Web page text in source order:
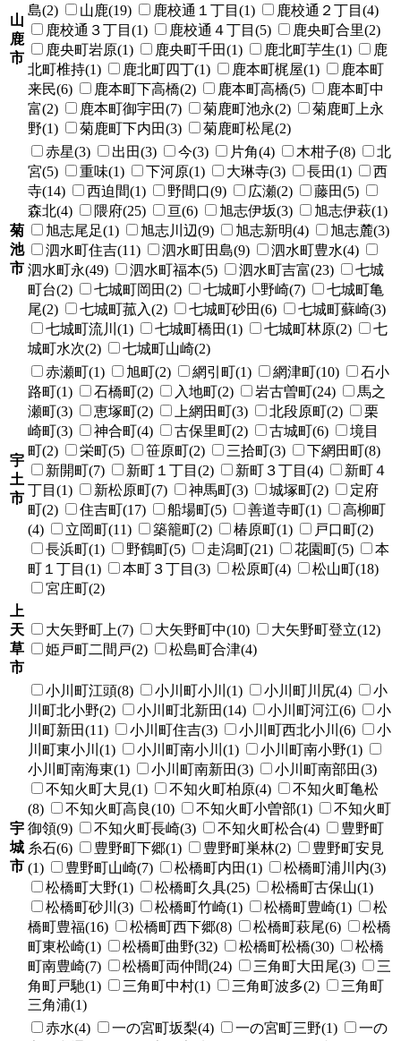
山
鹿
市
島(2)
山鹿(19) 鹿校通１丁目(1)
鹿校通２丁目(4)
鹿校通３丁目(1)
鹿校通４丁目(5)
鹿央町合里(2)
鹿央町岩原(1)
鹿央町千田(1) 鹿北町芋生(1)
鹿
北町椎持(1)
鹿北町四丁(1) 鹿本町梶屋(1)
鹿本町
来民(6)
鹿本町下高橋(2) 鹿本町高橋(5)
鹿本町中
富(2)
鹿本町御宇田(7) 菊鹿町池永(2)
菊鹿町上永
野(1)
菊鹿町下内田(3) 菊鹿町松尾(2)
菊
池
市
赤星(3) 出田(3) 今(3) 片角(4) 木柑子(8)
北
宮(5)
重味(1) 下河原(1) 大琳寺(3) 長田(1)
西
寺(14)
西迫間(1) 野間口(9) 広瀬(2)
藤田(5)
森北(4)
隈府(25) 亘(6) 旭志伊坂(3)
旭志伊萩(1)
旭志尾足(1)
旭志川辺(9) 旭志新明(4)
旭志麓(3)
泗水町住吉(11)
泗水町田島(9)
泗水町豊水(4)
泗水町永(49)
泗水町福本(5) 泗水町吉富(23)
七城
町台(2)
七城町岡田(2) 七城町小野崎(7)
七城町亀
尾(2)
七城町菰入(2) 七城町砂田(6)
七城町蘇崎(3)
七城町流川(1)
七城町橋田(1) 七城町林原(2)
七
城町水次(2)
七城町山崎(2)
宇
土
市
赤瀬町(1) 旭町(2) 網引町(1) 網津町(10)
石小
路町(1)
石橋町(2) 入地町(2) 岩古曽町(24)
馬之
瀬町(3)
恵塚町(2) 上網田町(3) 北段原町(2)
栗
崎町(3)
神合町(4) 古保里町(2) 古城町(6)
境目
町(2)
栄町(5) 笹原町(2) 三拾町(3)
下網田町(8)
新開町(7)
新町１丁目(2) 新町３丁目(4)
新町４
丁目(1)
新松原町(7) 神馬町(3) 城塚町(2)
定府
町(2)
住吉町(17) 船場町(5) 善道寺町(1)
高柳町
(4)
立岡町(11) 築籠町(2) 椿原町(1)
戸口町(2)
長浜町(1)
野鶴町(5) 走潟町(21) 花園町(5)
本
町１丁目(1)
本町３丁目(3) 松原町(4)
松山町(18)
宮庄町(2)
上
天
草
市
大矢野町上(7) 大矢野町中(10)
大矢野町登立(12)
姫戸町二間戸(2)
松島町合津(4)
宇
城
市
小川町江頭(8) 小川町小川(1) 小川町川尻(4)
小
川町北小野(2)
小川町北新田(14) 小川町河江(6)
小
川町新田(11)
小川町住吉(3) 小川町西北小川(6)
小
川町東小川(1)
小川町南小川(1)
小川町南小野(1)
小川町南海東(1)
小川町南新田(3)
小川町南部田(3)
不知火町大見(1)
不知火町柏原(4)
不知火町亀松
(8)
不知火町高良(10) 不知火町小曽部(1)
不知火町
御領(9)
不知火町長崎(3) 不知火町松合(4)
豊野町
糸石(6)
豊野町下郷(1) 豊野町巣林(2)
豊野町安見
(1)
豊野町山崎(7) 松橋町内田(1)
松橋町浦川内(3)
松橋町大野(1)
松橋町久具(25)
松橋町古保山(1)
松橋町砂川(3)
松橋町竹崎(1) 松橋町豊崎(1)
松
橋町豊福(16)
松橋町西下郷(8) 松橋町萩尾(6)
松橋
町東松崎(1)
松橋町曲野(32) 松橋町松橋(30)
松橋
町南豊崎(7)
松橋町両仲間(24) 三角町大田尾(3)
三
角町戸馳(1)
三角町中村(1) 三角町波多(2)
三角町
三角浦(1)
赤水(4) 一の宮町坂梨(4) 一の宮町三野(1)
一の